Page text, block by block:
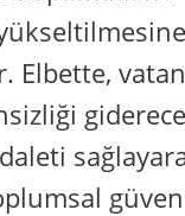
Elbette,